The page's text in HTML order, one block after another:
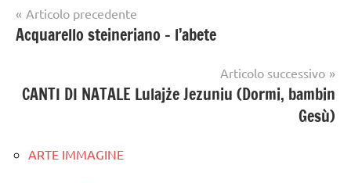
Navigazione
articoli
Articolo precedente
Acquarello steineriano – l’abete
Articolo successivo
CANTI DI NATALE Lulajże Jezuniu (Dormi, bambin
Gesù)
ARTE IMMAGINE